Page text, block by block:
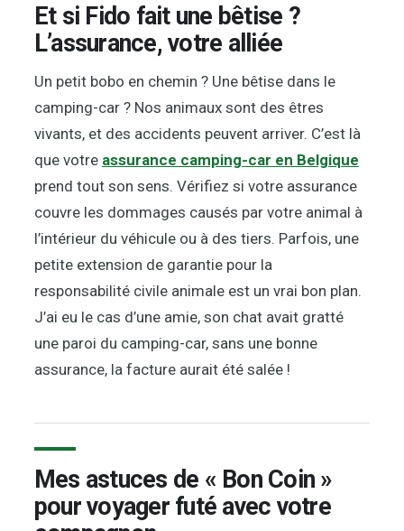
Et si Fido fait une bêtise ?
L’assurance, votre alliée
Un petit bobo en chemin ? Une bêtise dans le
camping-car ? Nos animaux sont des êtres
vivants, et des accidents peuvent arriver. C’est là
que votre assurance camping-car en Belgique
prend tout son sens. Vérifiez si votre assurance
couvre les dommages causés par votre animal à
l’intérieur du véhicule ou à des tiers. Parfois, une
petite extension de garantie pour la
responsabilité civile animale est un vrai bon plan.
J’ai eu le cas d’une amie, son chat avait gratté
une paroi du camping-car, sans une bonne
assurance, la facture aurait été salée !
Mes astuces de « Bon Coin »
pour voyager futé avec votre